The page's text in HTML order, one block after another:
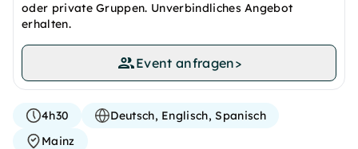
oder private Gruppen. Unverbindliches Angebot
erhalten.
Event anfragen>
4h30
Deutsch, Englisch, Spanisch
Mainz